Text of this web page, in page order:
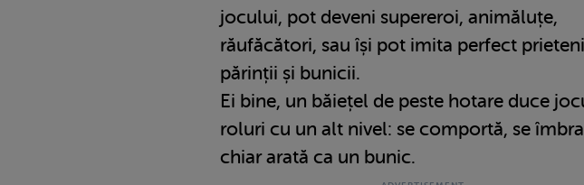
jocului, pot deveni supereroi, animăluțe,
răufăcători, sau își pot imita perfect
părinții și bunicii.
Ei bine, un băiețel de peste hotare duce
roluri cu un alt nivel: se comportă, se
chiar arată ca un bunic.